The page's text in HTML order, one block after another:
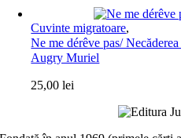
Cuvinte migratoare,
Ne me dérêve pas/
Augry Muriel
25,00lei